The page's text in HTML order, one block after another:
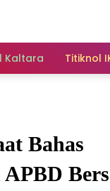
Kaltara Titiknol
Bahas